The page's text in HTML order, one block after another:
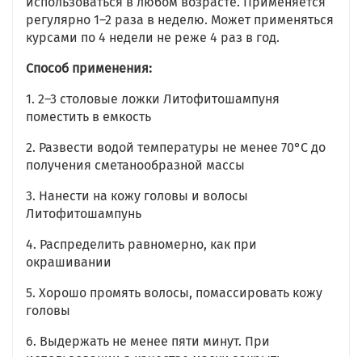
регулярно 1–2 раза в неделю. Может применяться
курсами по 4 недели не реже 4 раз в год.
Способ применения:
1. 2–3 столовые ложки Литофитошампуня
поместить в емкость
2. Развести водой температуры не менее 70°C до
получения сметанообразной массы
3. Нанести на кожу головы и волосы
Литофитошампунь
4. Распределить равномерно, как при
окрашивании
5. Хорошо промять волосы, помассировать кожу
головы
6. Выдержать не менее пяти минут. При